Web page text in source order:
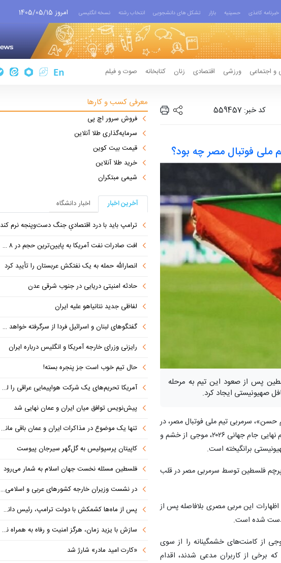
خبرنامه کاغذی حسینیه بازار تشکل های دانشجویی انتخاب رشته نسخه انگلیسی امروز 1405/05/15
و اجتماعی ورزشی اقتصادی زنان کتابخانه صوت و فیلم
کد خبر: 559457
فوتبال مصر چه بود؟
پس از صعود این تیم به مرحله
حسن»، سرمربی تیم ملی فوتبال مصر، در
برافراشتن پرچم فلسطین پس از صعود این تیم به مرحله یک‌هشتم نهایی جام جهانی ۲۰۲۶، موجی از خشم و
برانگیخته است.
پرچم فلسطین توسط سرمربی مصر در قلب
اظهارات این مربی مصری بلافاصله پس از
شده است.
از کامنت‌های خشمگینانه را از سوی
برخی از کاربران مدعی شدند، اقدام
معرفی کسب و کارها
فروش سرور اچ پی
سرمایه‌گذاری طلا آنلاین
قیمت بیت کوین
خرید طلا آنلاین
شیمی مبتکران
آخرین اخبار
اخبار دانشگاه
ترامپ باید با درد اقتصادیِ جنگ دست‌و‌پنجه نرم کند
افت صادرات نفت آمریکا به پایین‌ترین حجم در ۸ ماه اخیر
انصارالله حمله به یک نفتکش عربستان را تأیید کرد
حادثه امنیتی دریایی در جنوب شرقی عدن
لفاظی جدید نتانیاهو علیه ایران
گفتگوهای لبنان و اسرائیل فردا از سرگرفته خواهد شد!
رایزنی وزرای خارجه آمریکا و انگلیس درباره ایران
حال تیم خوب است جز پنجره بسته!
آمریکا تحریم‌های یک شرکت هواپیمایی عراقی را لغو کرد
پیش‌نویس توافق میان ایران و عمان نهایی شد
تنها یک موضوع در مذاکرات ایران و عمان باقی مانده است
کاپیتان پرسپولیس به گل‌گهر سیرجان پیوست
فلسطین مسئله نخست جهان اسلام به شمار می‌رود
در نشست وزیران خارجه کشورهای عربی و اسلامی در امان چه گذشت؟
پس از ماه‌ها کشمکش با دولت ترامپ، رئیس دانشگاه براون کنار می‌رود
سازش با یزید زمان، هرگز امنیت و رفاه به همراه نداشته است
«کارت امید مادر» شارژ شد